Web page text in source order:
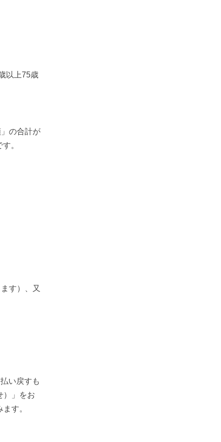
以上75歳
の合計が
。
す）、又
い戻すも
）」をお
す。